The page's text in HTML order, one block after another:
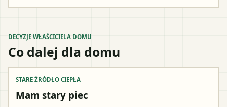
DECYZJE WŁAŚCICIELA DOMU
Co dalej dla domu
STARE ŹRÓDŁO CIEPŁA
Mam stary piec